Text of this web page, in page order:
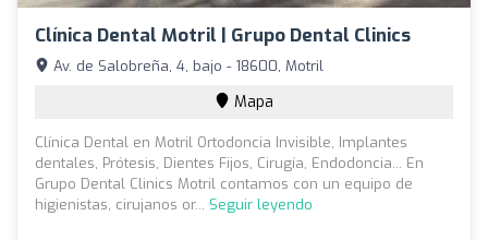
Clínica Dental Motril | Grupo Dental Clinics
Av. de Salobreña, 4, bajo - 18600, Motril
Mapa
Clínica Dental en Motril Ortodoncia Invisible, Implantes
dentales, Prótesis, Dientes Fijos, Cirugía, Endodoncia... En
Grupo Dental Clinics Motril contamos con un equipo de
higienistas, cirujanos or... Seguir leyendo